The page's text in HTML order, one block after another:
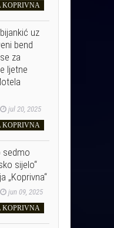
KOPRIVNA
uz
bend
za
ljetne
jul 20, 2025
KOPRIVNA
sedmo
sijelo“
„Koprivna“
jun 09, 2025
KOPRIVNA